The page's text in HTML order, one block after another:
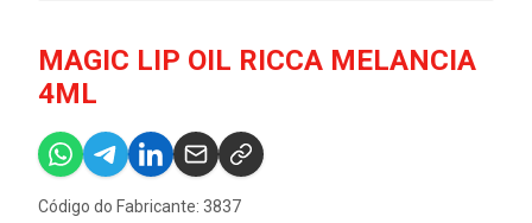
MAGIC LIP OIL RICCA MELANCIA
4ML
Código do Fabricante: 3837